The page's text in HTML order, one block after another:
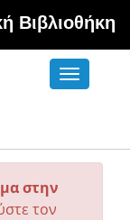
Βιβλιοθήκη
Toggle
στην
τον